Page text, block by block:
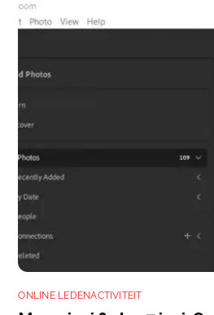
ONLINE LEDENACTIVITEIT